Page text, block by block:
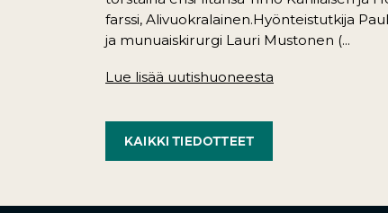
farssi, Alivuokralainen.Hyönteistutkija
ja munuaiskirurgi Lauri Mustonen (...
Lue lisää uutishuoneesta
KAIKKI TIEDOTTEET